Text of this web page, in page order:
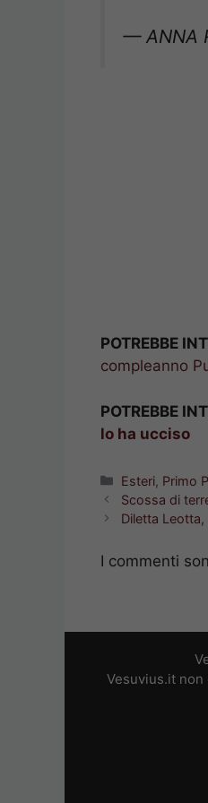
— ANNA
POTREBBE
compleanno
POTREBBE
lo ha ucciso
Categorie
Esteri, Primo
Scossa di
Diletta
I commenti
Vesuvius.it